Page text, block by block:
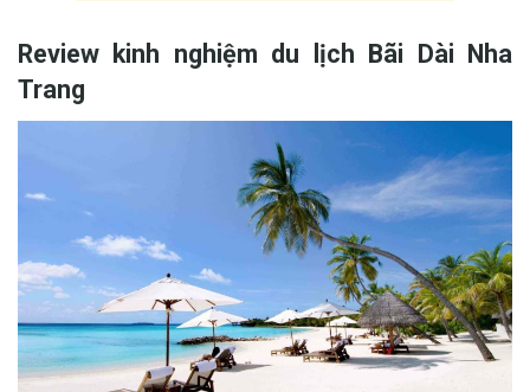
Review kinh nghiệm du lịch Bãi Dài Nha
Trang